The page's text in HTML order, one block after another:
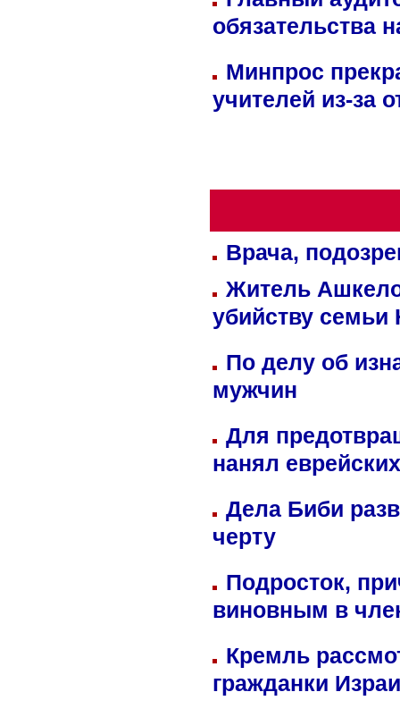
обязательства
Минпрос
учителей из-за
Врача,
Житель
убийству семьи
По делу об
мужчин
Для
нанял
Дела Биби
черту
Подросток,
виновным в
Кремль
гражданки